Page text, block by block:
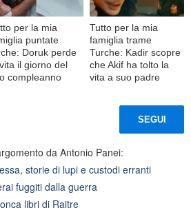
per la mia
puntate
Doruk perde
il giorno del
compleanno
Tutto per la mia
famiglia trame
Turche: Kadir scopre
che Akif ha tolto la
vita a suo padre
SEGUI
da Antonio Panei:
storie di lupi e custodi erranti
fuggiti dalla guerra
libri di Raitre